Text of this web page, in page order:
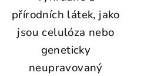
přírodních látek, jako
jsou celulóza nebo
geneticky
neupravovaný